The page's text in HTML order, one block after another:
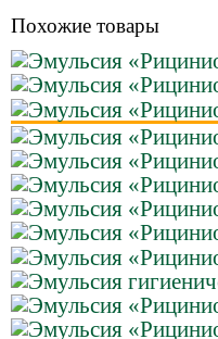
Похожие товары